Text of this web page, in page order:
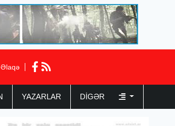
Əlaqə
YAZARLAR DIGƏR